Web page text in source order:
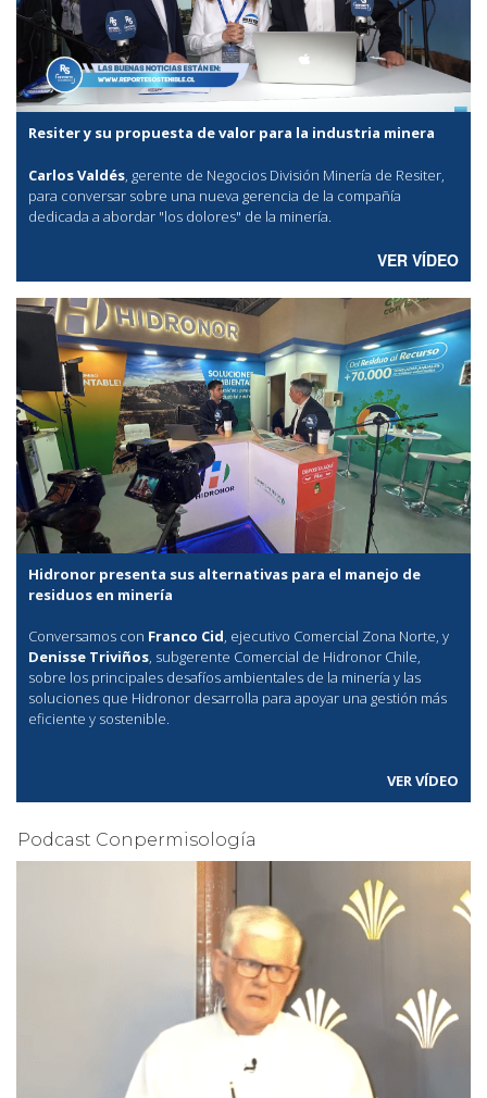
Resiter y su propuesta de valor para la industria minera
Carlos Valdés, gerente de Negocios División Minería de Resiter,
para conversar sobre una nueva gerencia de la compañía
dedicada a abordar "los dolores" de la minería.
VER VÍDEO
Hidronor presenta sus alternativas para el manejo de
residuos en minería
Conversamos con Franco Cid, ejecutivo Comercial Zona Norte, y
Denisse Triviños, subgerente Comercial de Hidronor Chile,
sobre los principales desafíos ambientales de la minería y las
soluciones que Hidronor desarrolla para apoyar una gestión más
eficiente y sostenible.
VER VÍDEO
Podcast Conpermisología